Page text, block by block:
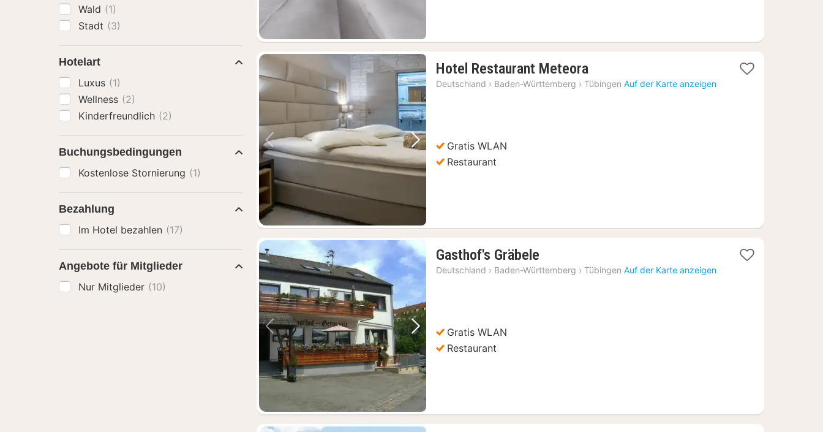
Vorheriges Bild Nächstes Bild
Hotel Restaurant Meteora
Nächte
Deutschland › Baden-Württemberg › Tübingen Auf der Karte anzeigen
Gratis WLAN
Restaurant
Vorheriges Bild Nächstes Bild
Gasthof's Gräbele
Nächte
Deutschland › Baden-Württemberg › Tübingen Auf der Karte anzeigen
Gratis WLAN
Restaurant
Wald (1)
Stadt (3)
Hotelart
Luxus (1)
Wellness (2)
Kinderfreundlich (2)
Buchungsbedingungen
Kostenlose Stornierung (1)
Bezahlung
Im Hotel bezahlen (17)
Angebote für Mitglieder
Nur Mitglieder (10)